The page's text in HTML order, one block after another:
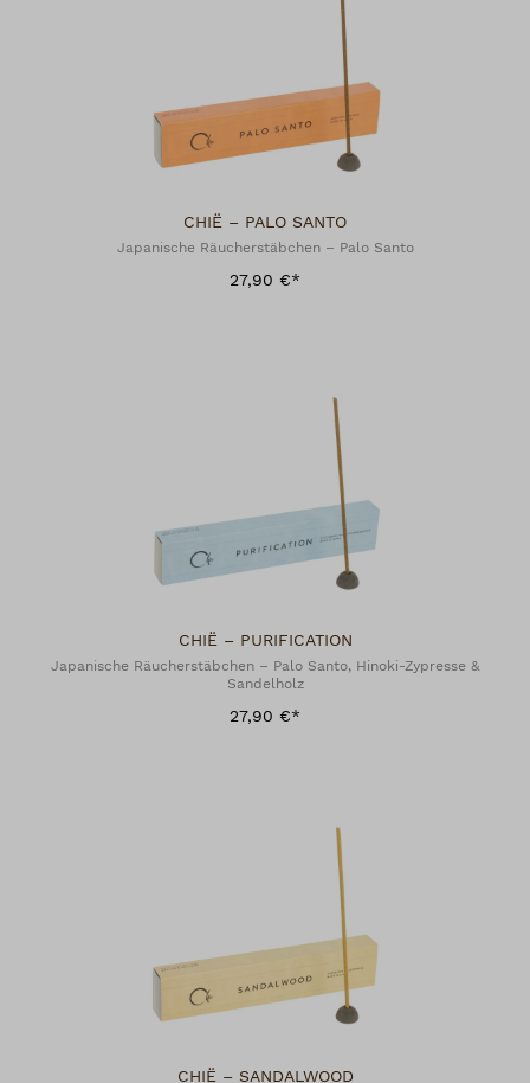
CHIË – PALO SANTO
Japanische Räucherstäbchen – Palo Santo
27,90 €*
CHIË – PURIFICATION
Japanische Räucherstäbchen – Palo Santo, Hinoki-Zypresse &
Sandelholz
27,90 €*
CHIË – SANDALWOOD